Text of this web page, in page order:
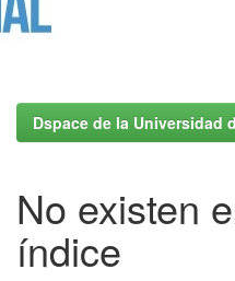
Dspace de la Universidad
No existen
índice